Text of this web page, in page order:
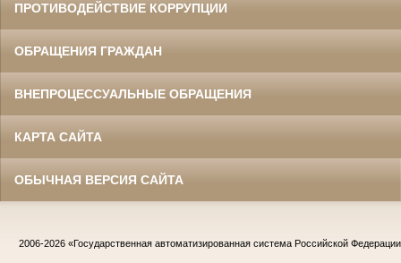
ПРОТИВОДЕЙСТВИЕ КОРРУПЦИИ
ОБРАЩЕНИЯ ГРАЖДАН
ВНЕПРОЦЕССУАЛЬНЫЕ ОБРАЩЕНИЯ
КАРТА САЙТА
ОБЫЧНАЯ ВЕРСИЯ САЙТА
2006-2026 «Государственная автоматизированная система Российской